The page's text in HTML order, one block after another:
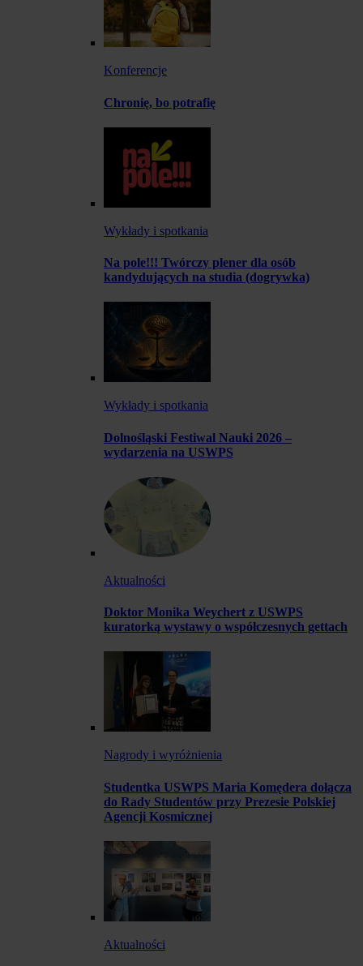
Konferencje
Chronię, bo potrafię
Wykłady i spotkania
Na pole!!! Twórczy plener dla osób
kandydujących na studia (dogrywka)
Wykłady i spotkania
Dolnośląski Festiwal Nauki 2026 –
wydarzenia na USWPS
Aktualności
Doktor Monika Weychert z USWPS
kuratorką wystawy o współczesnych gettach
Nagrody i wyróżnienia
Studentka USWPS Maria Komędera dołącza
do Rady Studentów przy Prezesie Polskiej
Agencji Kosmicznej
Aktualności